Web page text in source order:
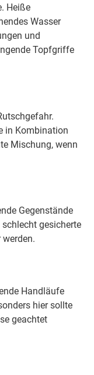
Heiße
Wasser
und
Topfgriffe
in Kombination
Mischung, wenn
Gegenstände
gesicherte
werden.
Handläufe
hier sollte
geachtet